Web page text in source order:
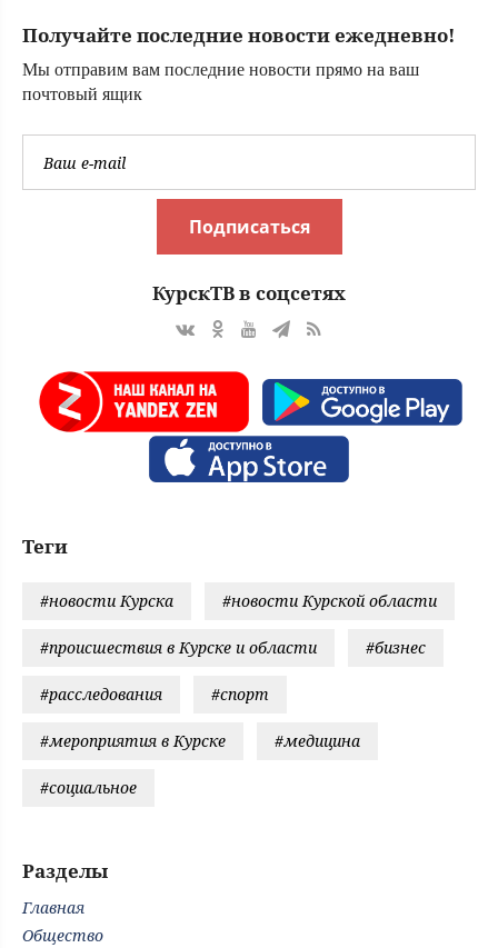
Получайте последние новости ежедневно!
Мы отправим вам последние новости прямо на ваш
почтовый ящик
Подписаться
КурскТВ в соцсетях
Теги
#новости Курска #новости Курской области
#происшествия в Курске и области #бизнес
#расследования #спорт
#мероприятия в Курске #медицина
#социальное
Разделы
Главная
Общество